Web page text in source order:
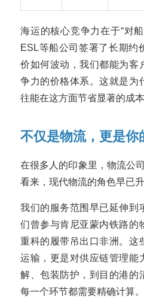
海运的核心竞争力在于“对
ESL等船公司签署了长期约
价如何波动，我们都能为客
争力的价格体系。这就是为
往能在这方面节省显著的成本
不仅是物流，更是你
在很多人的印象里，物流公
看来，现代物流的角色早已升
我们的服务范围早已延伸到
们曾参与肯尼亚蒙内铁路的
重科的履带吊出口非洲。这
运输，更是对供应链管理能
解、包装防护，到目的港的
每一个环节都需要精确计算。